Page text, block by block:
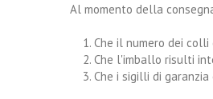
Al momento della
Che il numero dei
Che l'imballo risulti
Che i sigilli di